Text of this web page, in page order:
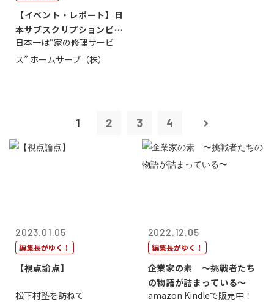
【イベント・レポート】日
本サブスクリプションビジ
ネス大賞20...
日本一は“家の修理サービ
ス” ホームサーブ（株）
1 2 3 4
2023.01.05
編集長がゆく！
【視点論点】
松下村塾を訪ねて
2022.12.05
編集長がゆく！
企業家の素 〜挑戦者たち
の物語が詰まっている〜
amazon Kindleで販売中！